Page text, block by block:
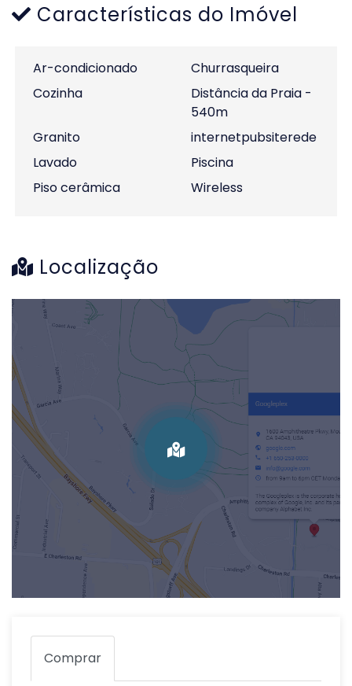
Características do Imóvel
Ar-condicionado
Churrasqueira
Cozinha
Distância da Praia -
540m
Granito
internetpubsiterede
Lavado
Piscina
Piso cerâmica
Wireless
Localização
Comprar